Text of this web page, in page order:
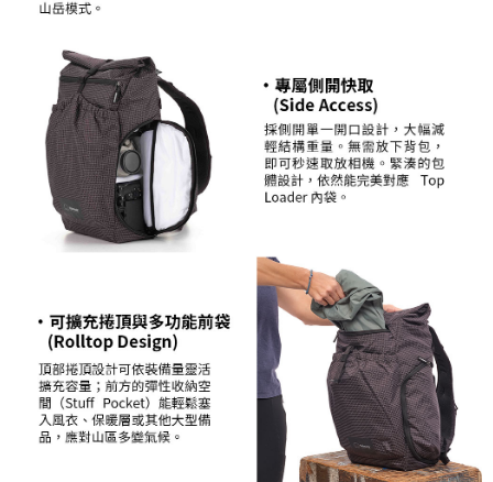
３．未成年的使用者請事先徵得法定代理人或監護人之同意方可使用
４．使用「AFTEE先享後付」時，將依據個別帳號之用戶狀況，依本公司即
時審查核予不同之上限額度；若仍有額度不足之情形，本公司將視審查結果
請求用戶進行身份認證。
５．嚴禁一人註冊多個帳號或使用他人資訊註冊。若發現惡意使用之情形，
恩沛科技股份有限公司將有權停止該用戶之使用額度並採取法律行動。